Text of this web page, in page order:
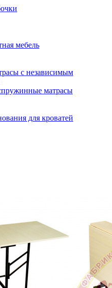
мебель
с независимым
матрасы
для кроватей